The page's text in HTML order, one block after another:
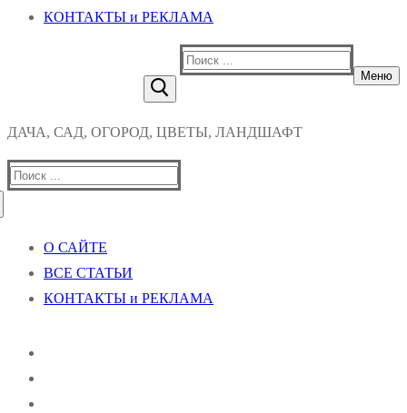
КОНТАКТЫ и РЕКЛАМА
Найти:
Меню
ДАЧА, САД, ОГОРОД, ЦВЕТЫ, ЛАНДШАФТ
Найти:
О САЙТЕ
ВСЕ СТАТЬИ
КОНТАКТЫ и РЕКЛАМА